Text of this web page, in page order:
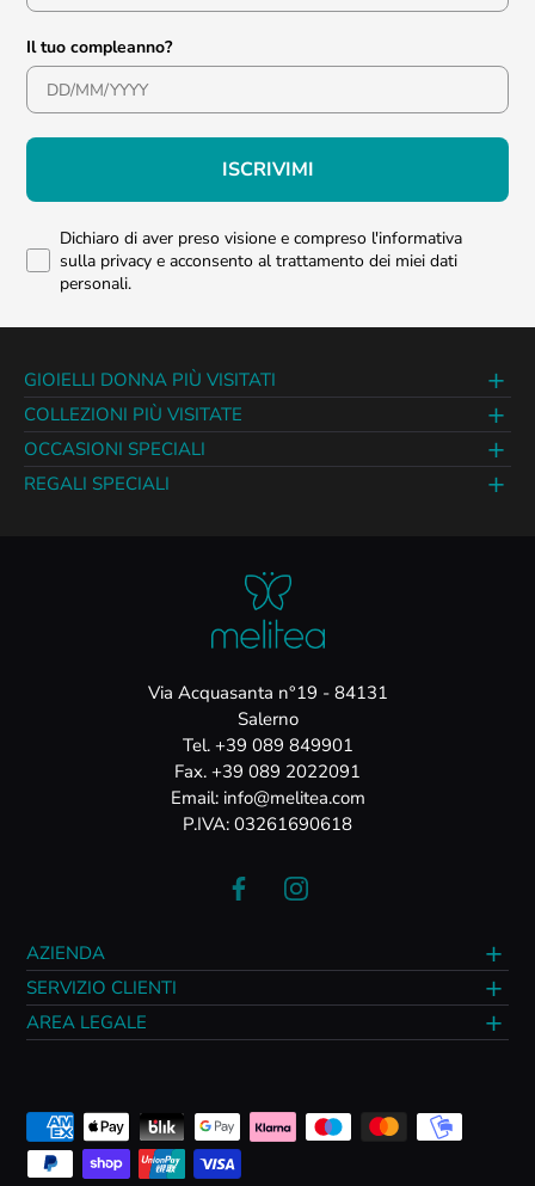
Il tuo compleanno?
ISCRIVIMI
Dichiaro di aver preso visione e compreso l'informativa
sulla privacy e acconsento al trattamento dei miei dati
personali.
GIOIELLI DONNA PIÙ VISITATI
COLLEZIONI PIÙ VISITATE
OCCASIONI SPECIALI
REGALI SPECIALI
Via Acquasanta n°19 - 84131
Salerno
Tel. +39 089 849901
Fax. +39 089 2022091
Email: info@melitea.com
P.IVA: 03261690618
AZIENDA
SERVIZIO CLIENTI
AREA LEGALE